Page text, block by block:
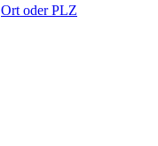
Ort oder PLZ